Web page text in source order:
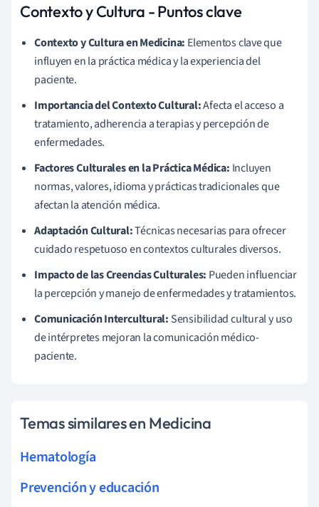
Contexto y Cultura - Puntos clave
Contexto y Cultura en Medicina: Elementos clave que
influyen en la práctica médica y la experiencia del
paciente.
Importancia del Contexto Cultural:Afecta el acceso a
tratamiento, adherencia a terapias y percepción de
enfermedades.
Factores Culturales en la Práctica Médica: Incluyen
normas, valores, idioma y prácticas tradicionales que
afectan la atención médica.
Adaptación Cultural:Técnicas necesarias para ofrecer
cuidado respetuoso en contextos culturales diversos.
Impacto de las Creencias Culturales: Pueden influenciar
la percepción y manejo de enfermedades y tratamientos.
Comunicación Intercultural: Sensibilidad cultural y uso
de intérpretes mejoran la comunicación médico-
paciente.
Temas similares en Medicina
Hematología
Prevención y educación